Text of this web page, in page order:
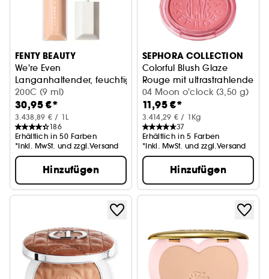
FENTY BEAUTY
We're Even
Langanhaltender, feuchtigkeitsspendender Concealer
200C (9 ml)
30,95 €*
3.438,89 € / 1L
186
Erhältlich in 50 Farben
*Inkl. MwSt. und zzgl.Versand
Hinzufügen
SEPHORA COLLECTION
Colorful Blush Glaze
Rouge mit ultrastrahlendem
04 Moon o'clock (3,50 g)
11,95 €*
3.414,29 € / 1Kg
37
Erhältlich in 5 Farben
*Inkl. MwSt. und zzgl.Versand
Hinzufügen